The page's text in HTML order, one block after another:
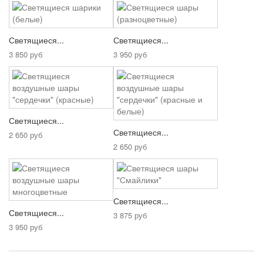
Светящиеся...
3 850 руб
Светящиеся...
3 950 руб
Светящиеся...
2 650 руб Светящиеся...
2 650 руб
Светящиеся...
3 950 руб
Светящиеся...
3 875 руб